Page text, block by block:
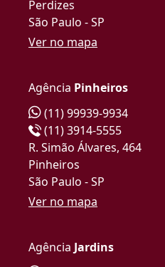
Perdizes
São Paulo - SP
Ver no mapa
Agência Pinheiros
(11) 99939-9934
(11) 3914-5555
R. Simão Álvares, 464
Pinheiros
São Paulo - SP
Ver no mapa
Agência Jardins